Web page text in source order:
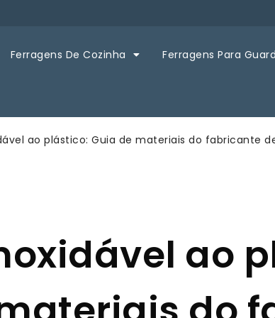
Ferragens De Cozinha Ferragens Para
ao plástico: Guia de materiais do fabricante
ao